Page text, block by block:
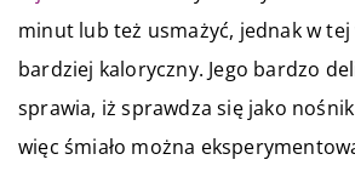
minut lub też usmażyć, jednak w
bardziej kaloryczny. Jego bardzo
sprawia, iż sprawdza się jako
więc śmiało można